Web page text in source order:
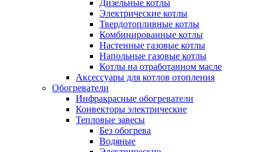
Дизельные котлы
Электрические котлы
Твердотопливные котлы
Комбинированные котлы
Настенные газовые котлы
Напольные газовые котлы
Котлы на отработанном масле
Аксессуары для котлов отопления
Обогреватели
Инфракрасные обогреватели
Конвекторы электрические
Тепловые завесы
Без обогрева
Водяные